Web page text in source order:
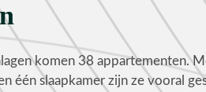
komen 38 appartementen.
één slaapkamer zijn ze vooral